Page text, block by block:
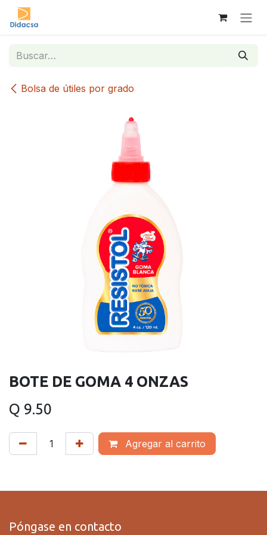
Ir al contenido
Bolsa de útiles por grado
BOTE DE GOMA 4 ONZAS
Q 9.50
Agregar al carrito
Póngase en contacto